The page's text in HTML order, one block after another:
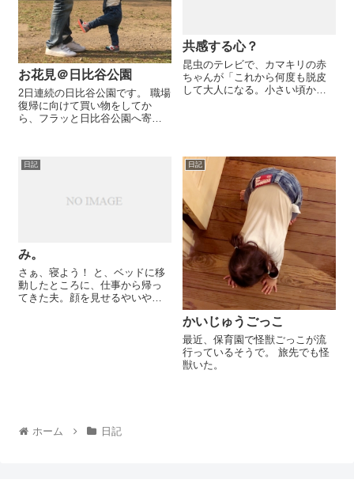
お花見＠日比谷公園
2日連続の日比谷公園です。 職場
復帰に向けて買い物をしてか
ら、フラッと日比谷公園へ寄っ
かのフェスもあるっぽいし！て
共感する心？
昆虫のテレビで、カマキリの赤
ちゃんが「これから何度も脱皮
して大人になる。小さい頃から
日記
み。
さぁ、寝よう！ と、ベッドに移
動したところに、仕事から帰っ
てきた夫。顔を見せるやいや
日記
かいじゅうごっこ
最近、保育園で怪獣ごっこが流
行っているそうで。 旅先でも怪
獣いた。
ホーム 日記